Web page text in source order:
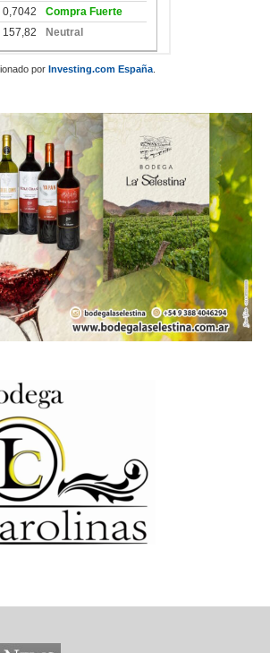
por Investing.com España